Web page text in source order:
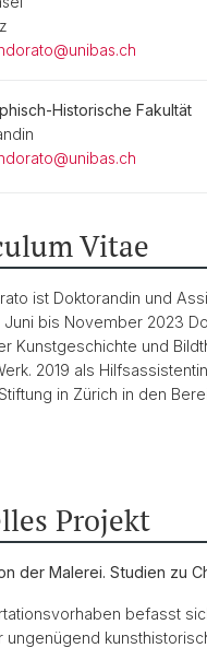
Historische Fakultät
Vitae
ist Doktorandin und
Juni bis November 2023
Kunstgeschichte und
2019 als
in Zürich in den
Projekt
der Malerei. Studien zu
befasst
ungenügend